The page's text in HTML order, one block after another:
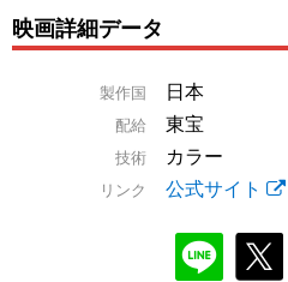
映画詳細データ
製作国 日本
配給 東宝
技術 カラー
リンク 公式サイト